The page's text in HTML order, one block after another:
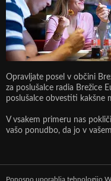
Opravljate posel v občini
za poslušalce radia Brežice
poslušalce obvestiti kakšne
V vsakem primeru nas
vašo ponudbo, da jo v
Ponosno uporablja tehnologijo